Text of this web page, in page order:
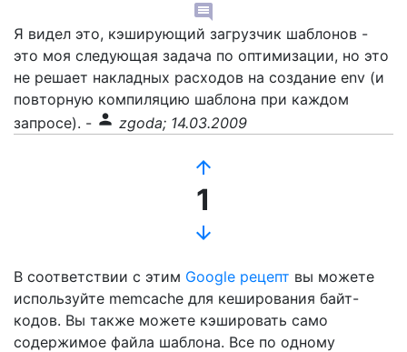
comment
Я видел это, кэширующий загрузчик шаблонов -
это моя следующая задача по оптимизации, но это
не решает накладных расходов на создание env (и
повторную компиляцию шаблона при каждом
запросе). - person zgoda; 14.03.2009
arrow_upward
1
arrow_downward
В соответствии с этим Google рецепт вы можете
используйте memcache для кеширования байт-
кодов. Вы также можете кэшировать само
содержимое файла шаблона. Все по одному